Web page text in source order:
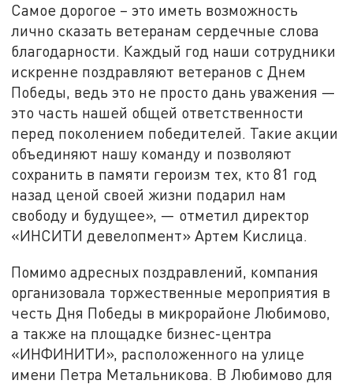
Самое дорогое – это иметь возможность
лично сказать ветеранам сердечные слова
благодарности. Каждый год наши сотрудники
искренне поздравляют ветеранов с Днем
Победы, ведь это не просто дань уважения —
это часть нашей общей ответственности
перед поколением победителей. Такие акции
объединяют нашу команду и позволяют
сохранить в памяти героизм тех, кто 81 год
назад ценой своей жизни подарил нам
свободу и будущее», — отметил директор
«ИНСИТИ девелопмент» Артем Кислица.
Помимо адресных поздравлений, компания
организовала торжественные мероприятия в
честь Дня Победы в микрорайоне Любимово,
а также на площадке бизнес-центра
«ИНФИНИТИ», расположенного на улице
имени Петра Метальникова. В Любимово для